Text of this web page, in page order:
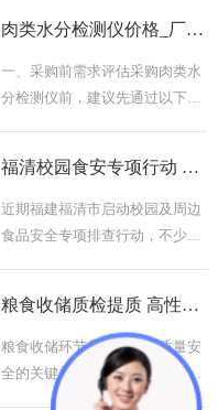
户来说，设备的常规使用周期普
遍在8年以上。全生命周期成本
（TCO）指的是设备从采购到最
材、维保维修、软件升级四大核
肉类水分检测仪价格_厂家_2026年7月选购指南
一、采购前需求评估采购肉类水
分检测仪前，建议先通过以下自
对市面上常见的鸡肉、猪肉、牛
肉、羊肉四类鲜肉检测，有无其
他肉类品类检测需求使用场景匹
成市场流通环节抽检、流动巡检
等户外作业数据管
福清校园食安专项行动 食品安全检测仪赋能增效
近期福建福清市启动校园及周边
食品安全专项排查行动，不少基
比快检设备。山东莱恩德智能科
技有限公司作为坐落于山东潍坊
的高新技术企业，集科研、生
产、贸易于一体，深耕农业生
粮食收储质检提质 高性价比快检设备选型攻略
粮食收储环节是守住粮油质量安
全的关键关口，当前不少粮库、
粮油加工企业、基层检测站点都